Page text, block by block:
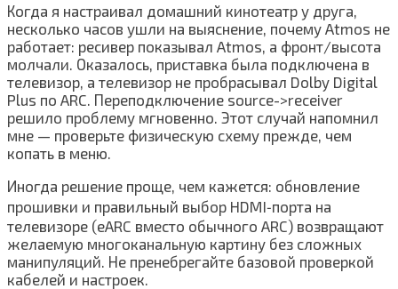
Когда я настраивал домашний кинотеатр у друга,
несколько часов ушли на выяснение, почему Atmos не
работает: ресивер показывал Atmos, а фронт/высота
молчали. Оказалось, приставка была подключена в
телевизор, а телевизор не пробрасывал Dolby Digital
Plus по ARC. Переподключение source->receiver
решило проблему мгновенно. Этот случай напомнил
мне — проверьте физическую схему прежде, чем
копать в меню.
Иногда решение проще, чем кажется: обновление
прошивки и правильный выбор HDMI‑порта на
телевизоре (eARC вместо обычного ARC) возвращают
желаемую многоканальную картину без сложных
манипуляций. Не пренебрегайте базовой проверкой
кабелей и настроек.